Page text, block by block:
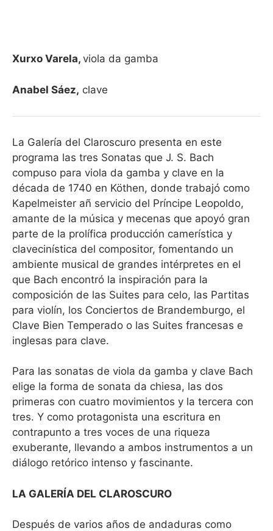
Xurxo Varela, viola da gamba
Anabel Sáez, clave
La Galería del Claroscuro presenta en este
programa las tres Sonatas que J. S. Bach
compuso para viola da gamba y clave en la
década de 1740 en Köthen, donde trabajó como
Kapelmeister añ servicio del Príncipe Leopoldo,
amante de la música y mecenas que apoyó gran
parte de la prolífica producción camerística y
clavecinística del compositor, fomentando un
ambiente musical de grandes intérpretes en el
que Bach encontró la inspiración para la
composición de las Suites para celo, las Partitas
para violín, los Conciertos de Brandemburgo, el
Clave Bien Temperado o las Suites francesas e
inglesas para clave.
Para las sonatas de viola da gamba y clave Bach
elige la forma de sonata da chiesa, las dos
primeras con cuatro movimientos y la tercera con
tres. Y como protagonista una escritura en
contrapunto a tres voces de una riqueza
exuberante, llevando a ambos instrumentos a un
diálogo retórico intenso y fascinante.
LA GALERÍA DEL CLAROSCURO
Después de varios años de andaduras como